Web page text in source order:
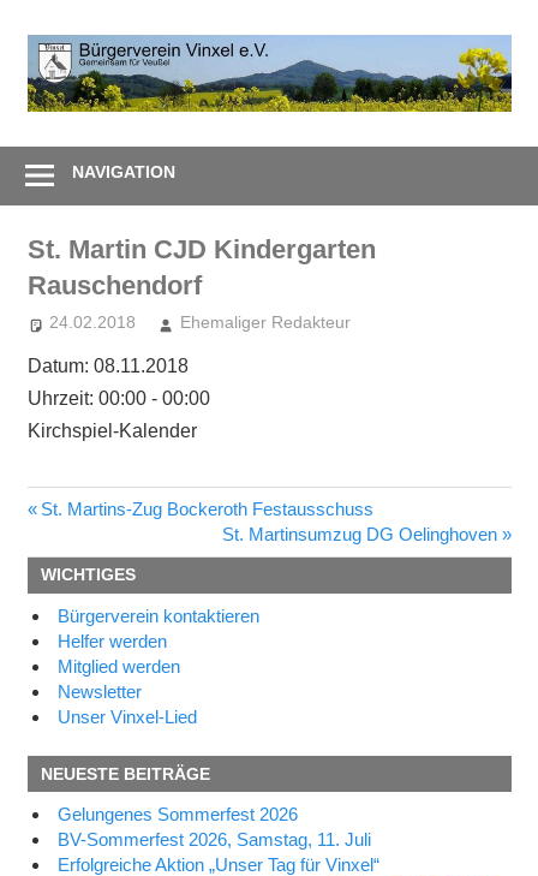
Inhalt
springen
ZusammenNAVIGATION
St. Martin CJD Kindergarten
Rauschendorf
24.02.2018 Ehemaliger Redakteur
Datum: 08.11.2018
Uhrzeit: 00:00 - 00:00
Kirchspiel-Kalender
Beitragsnavigation
Vorheriger
St. Martins-Zug Bockeroth Festausschuss
Nächster
Beitrag:
St. Martinsumzug DG Oelinghoven
WICHTIGES
Bürgerverein kontaktieren
Helfer werden
Mitglied werden
Newsletter
Unser Vinxel-Lied
NEUESTE BEITRÄGE
Gelungenes Sommerfest 2026
BV-Sommerfest 2026, Samstag, 11. Juli
Erfolgreiche Aktion „Unser Tag für Vinxel“